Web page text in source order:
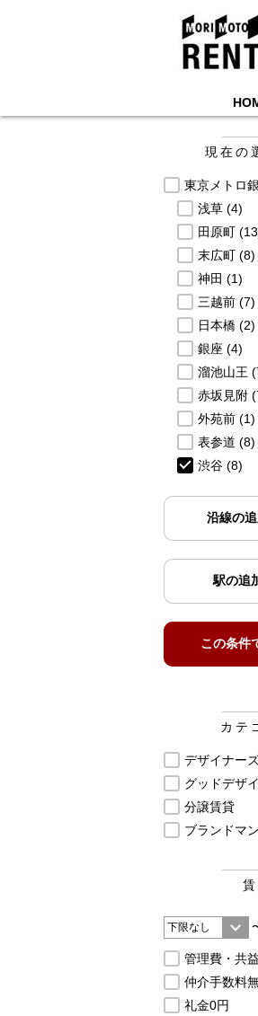
モリモトレント
現在の
東京メトロ
浅草 (4)
田原町
末広町 (8)
神田 (1)
三越前 (7)
日本橋 (2)
銀座 (4)
溜池山王
赤坂見附
外苑前 (1)
表参道 (8)
渋谷 (8)
カテ
デザイナー
グッドデザ
分譲賃貸
ブランドマ
管理費・共
仲介手数料
礼金0円